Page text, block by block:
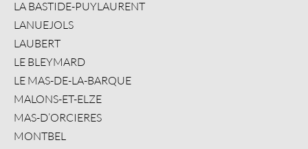
LA BASTIDE-PUYLAURENT
LANUEJOLS
LAUBERT
LE BLEYMARD
LE MAS-DE-LA-BARQUE
MALONS-ET-ELZE
MAS-D’ORCIERES
MONTBEL